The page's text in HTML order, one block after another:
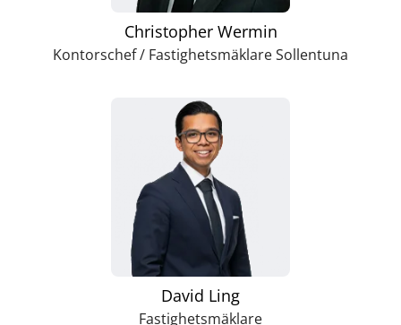
Christopher Wermin
Kontorschef / Fastighetsmäklare Sollentuna
David Ling
Fastighetsmäklare